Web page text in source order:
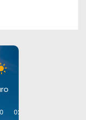
02:00